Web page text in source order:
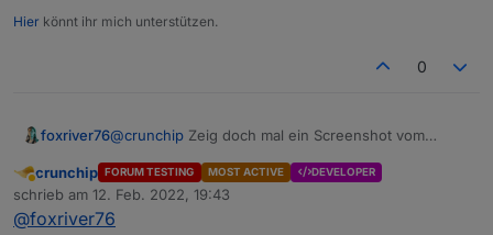
Pfad, ein Ordner vom 19.05.2020
Hier könnt ihr mich unterstützen.
0
foxriver76@crunchip Zeig doch mal ein Screenshot vom
Abwesend
crunchip FORUM TESTING MOST ACTIVE DEVELOPER
schrieb am 12. Feb. 2022, 19:43
zuletzt editiert von
@foxriver76